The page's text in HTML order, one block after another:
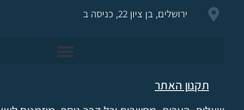
ירושלים, בן ציון 22, כניסה ב
תקנון האתר